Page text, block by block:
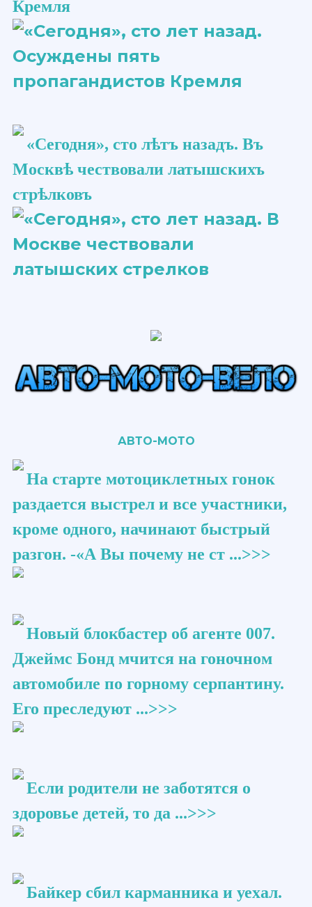
Кремля
«Сегодня», сто ​лѣтъ​ назадъ. Въ
Москвѣ чествовали латышскихъ
стрѣлковъ
АВТО-МОТО
На старте мотоциклетных гонок
раздается выстрел и все участники,
кроме одного, начинают быстрый
разгон. -«А Вы почему не ст ...>>>
Новый блокбастер об агенте 007.
Джеймс Бонд мчится на гоночном
автомобиле по горному серпантину.
Его преследуют ...>>>
Если родители не заботятся о
здоровье детей, то да ...>>>
Байкер сбил карманника и уехал.